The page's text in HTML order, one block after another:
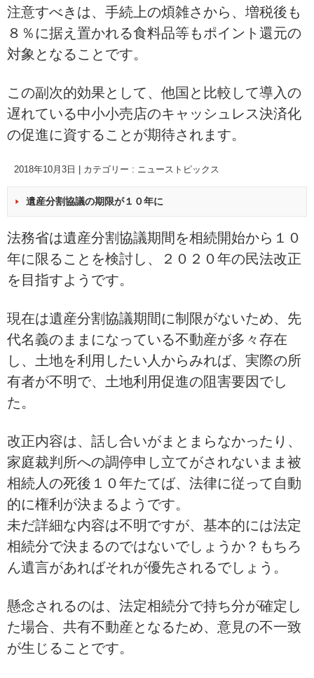
注意すべきは、手続上の煩雑さから、増税後も
８％に据え置かれる食料品等もポイント還元の
対象となることです。
この副次的効果として、他国と比較して導入の
遅れている中小小売店のキャッシュレス決済化
の促進に資することが期待されます。
2018年10月3日 カテゴリー : ニューストピックス
遺産分割協議の期限が１０年に
法務省は遺産分割協議期間を相続開始から１０
年に限ることを検討し、２０２０年の民法改正
を目指すようです。
現在は遺産分割協議期間に制限がないため、先
代名義のままになっている不動産が多々存在
し、 土地を利用したい人からみれば、実際の所
有者が不明で、土地利用促進の阻害要因でし
た。
改正内容は、話し合いがまとまらなかったり、
家庭裁判所への調停申し立てがされないまま被
相続人の死後１０年たてば、法律に従って自動
的に権利が決まるようです。
未だ詳細な内容は不明ですが、基本的には法定
相続分で決まるのではないでしょうか？もちろ
ん遺言があればそれが優先されるでしょう。
懸念されるのは、法定相続分で持ち分が確定し
た場合、共有不動産となるため、意見の不一致
が生じることです。